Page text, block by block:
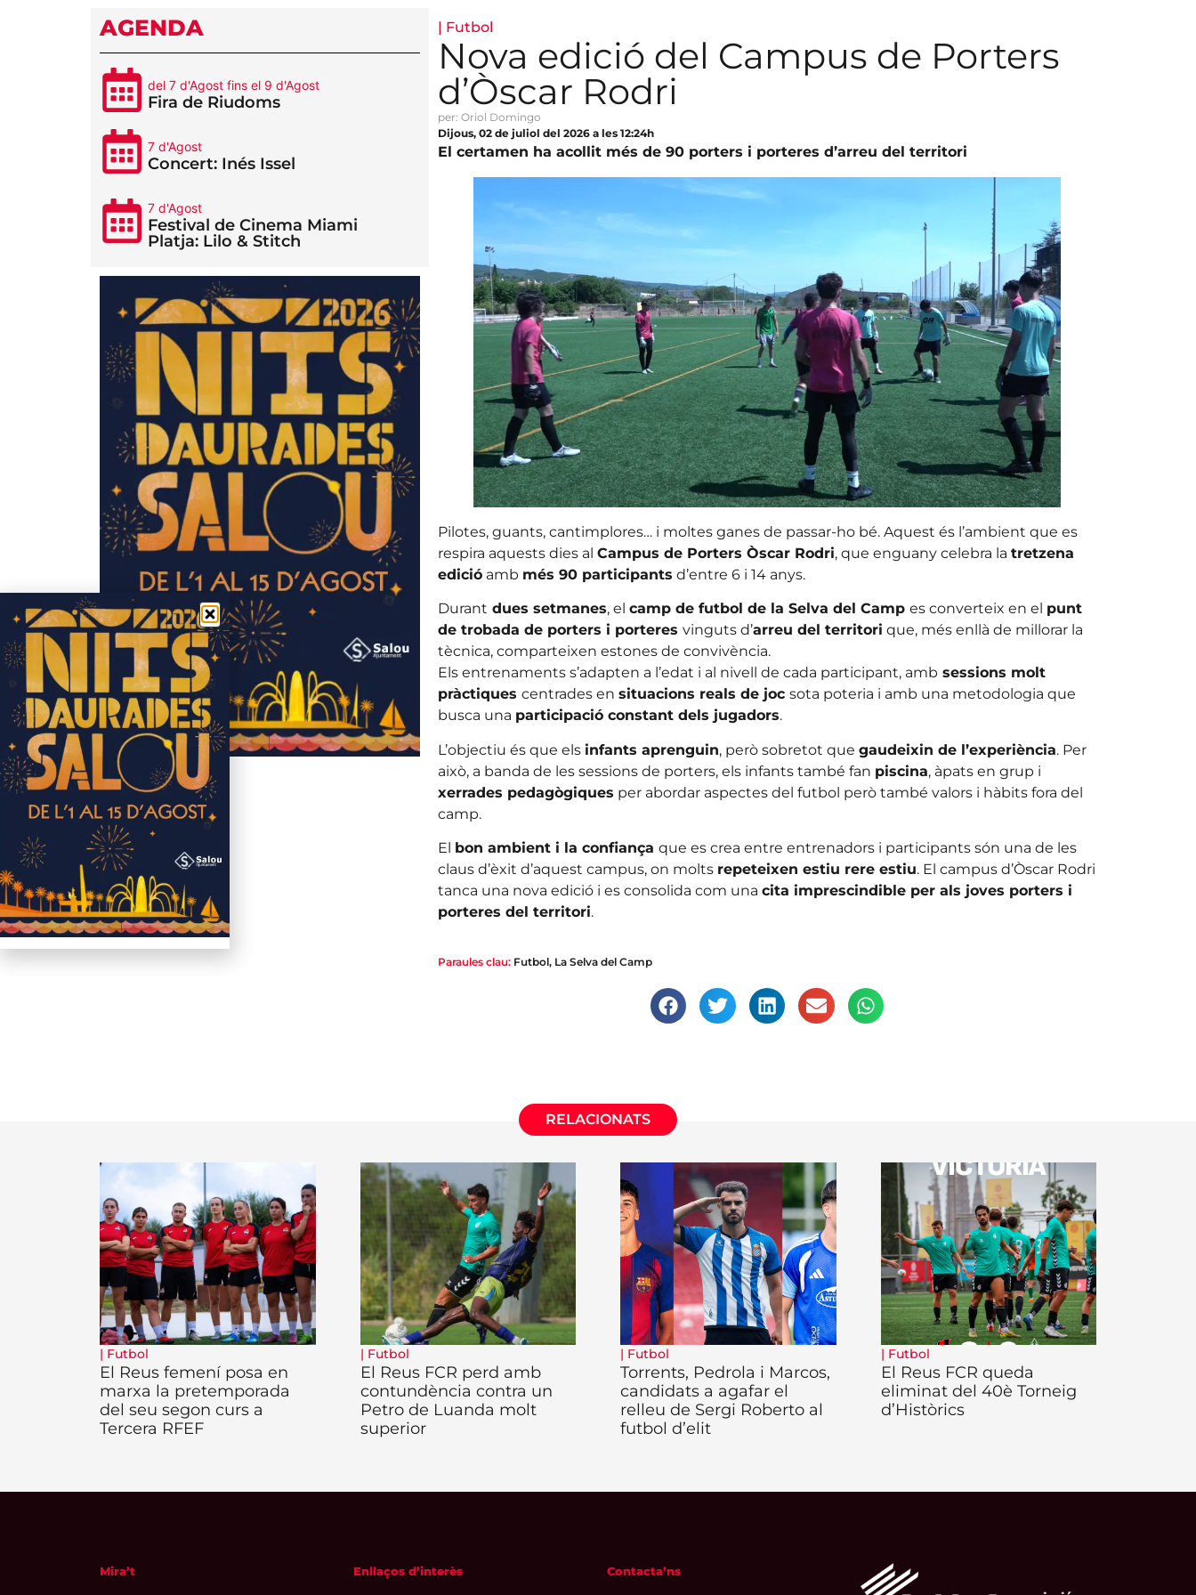
AGENDA
del 7 d'Agost fins el 9 d'Agost
Fira de Riudoms
7 d'Agost
Concert: Inés Issel
7 d'Agost
Festival de Cinema Miami
Platja: Lilo & Stitch
| Futbol
Nova edició del Campus de Porters
d’Òscar Rodri
per: Oriol Domingo
Dijous, 02 de juliol del 2026 a les 12:24h
El certamen ha acollit més de 90 porters i porteres d’arreu del territori
Pilotes, guants, cantimplores… i moltes ganes de passar-ho bé. Aquest és l’ambient que es
respira aquests dies al Campus de Porters Òscar Rodri, que enguany celebra la tretzena
edicióamb més 90 participants d’entre 6 i 14 anys.
Durant dues setmanes, el camp de futbol de la Selva del Camp es converteix en el punt
de trobada de porters i porteres vinguts d’arreu del territori que, més enllà de millorar la
tècnica, comparteixen estones de convivència.
Els entrenaments s’adapten a l’edat i al nivell de cada participant, amb sessions molt
pràctiques centrades en situacions reals de joc sota poteria i amb una metodologia que
busca una participació constant dels jugadors.
L’objectiu és que els infants aprenguin, però sobretot que gaudeixin de l’experiència. Per
això, a banda de les sessions de porters, els infants també fan piscina, àpats en grup i
xerrades pedagògiques per abordar aspectes del futbol però també valors i hàbits fora del
camp.
El bon ambient i la confiança que es crea entre entrenadors i participants són una de les
claus d’èxit d’aquest campus, on molts repeteixen estiu rere estiu. El campus d’Òscar Rodri
tanca una nova edició i es consolida com una cita imprescindible per als joves porters i
porteres del territori.
Paraules clau: Futbol, La Selva del Camp
RELACIONATS
| Futbol
El Reus femení posa en
marxa la pretemporada
del seu segon curs a
Tercera RFEF
| Futbol
El Reus FCR perd amb
contundència contra un
Petro de Luanda molt
superior
| Futbol
Torrents, Pedrola i Marcos,
candidats a agafar el
relleu de Sergi Roberto al
futbol d’elit
| Futbol
El Reus FCR queda
eliminat del 40è Torneig
d’Històrics
Mira’t Enllaços d’interès Contacta’ns